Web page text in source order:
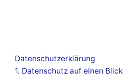
Datenschutz­erklärung
1. Datenschutz auf einen Blick